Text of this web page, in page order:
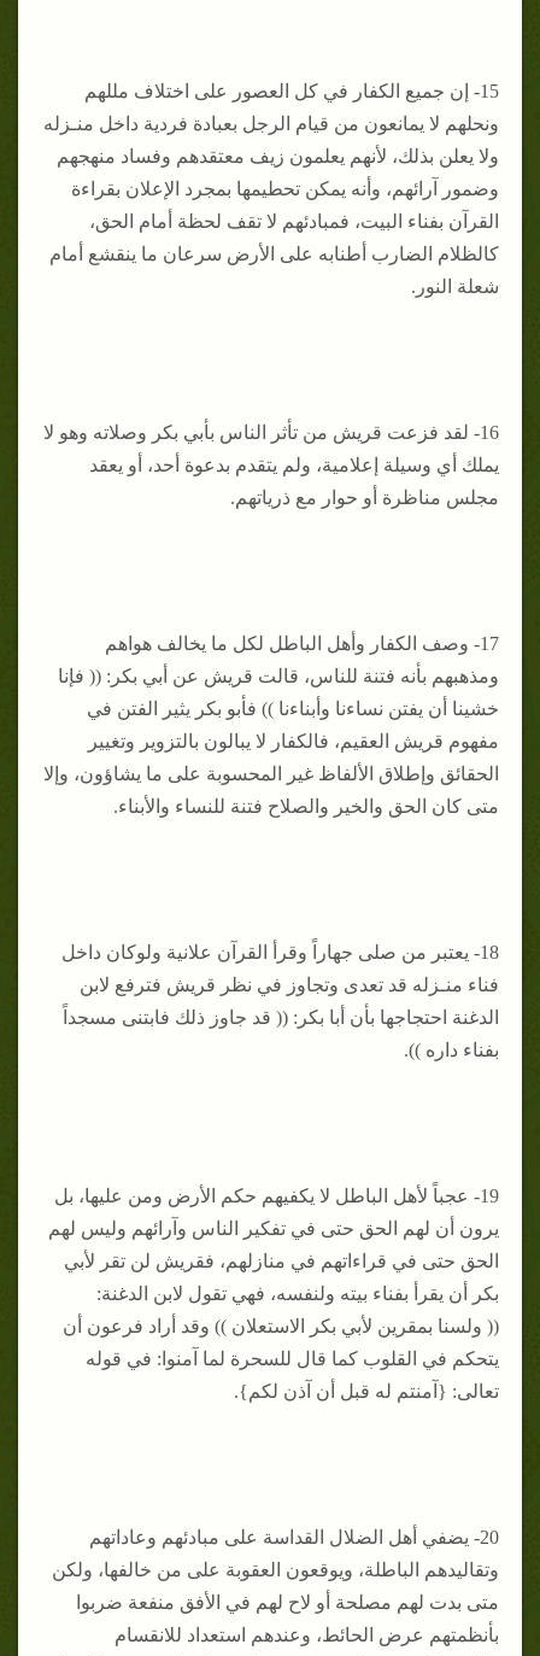
15- إن جميع الكفار في كل العصور على اختلاف مللهم
ونحلهم لا يمانعون من قيام الرجل بعبادة فردية داخل منـزله
ولا يعلن بذلك، لأنهم يعلمون زيف معتقدهم وفساد منهجهم
وضمور آرائهم، وأنه يمكن تحطيمها بمجرد الإعلان بقراءة
القرآن بفناء البيت، فمبادئهم لا تقف لحظة أمام الحق،
كالظلام الضارب أطنابه على الأرض سرعان ما ينقشع أمام
شعلة النور.
16- لقد فزعت قريش من تأثر الناس بأبي بكر وصلاته وهو لا
يملك أي وسيلة إعلامية، ولم يتقدم بدعوة أحد، أو يعقد
مجلس مناظرة أو حوار مع ذرياتهم.
17- وصف الكفار وأهل الباطل لكل ما يخالف هواهم
ومذهبهم بأنه فتنة للناس، قالت قريش عن أبي بكر: (( فإنا
خشينا أن يفتن نساءنا وأبناءنا )) فأبو بكر يثير الفتن في
مفهوم قريش العقيم، فالكفار لا يبالون بالتزوير وتغيير
الحقائق وإطلاق الألفاظ غير المحسوبة على ما يشاؤون، وإلا
متى كان الحق والخير والصلاح فتنة للنساء والأبناء.
18- يعتبر من صلى جهاراً وقرأ القرآن علانية ولوكان داخل
فناء منـزله قد تعدى وتجاوز في نظر قريش فترفع لابن
الدغنة احتجاجها بأن أبا بكر: (( قد جاوز ذلك فابتنى مسجداً
بفناء داره )).
19- عجباً لأهل الباطل لا يكفيهم حكم الأرض ومن عليها، بل
يرون أن لهم الحق حتى في تفكير الناس وآرائهم وليس لهم
الحق حتى في قراءاتهم في منازلهم، فقريش لن تقر لأبي
بكر أن يقرأ بفناء بيته ولنفسه، فهي تقول لابن الدغنة:
(( ولسنا بمقرين لأبي بكر الاستعلان )) وقد أراد فرعون أن
يتحكم في القلوب كما قال للسحرة لما آمنوا: في قوله
تعالى: {آمنتم له قبل أن آذن لكم}.
20- يضفي أهل الضلال القداسة على مبادئهم وعاداتهم
وتقاليدهم الباطلة، ويوقعون العقوبة على من خالفها، ولكن
متى بدت لهم مصلحة أو لاح لهم في الأفق منفعة ضربوا
بأنظمتهم عرض الحائط، وعندهم استعداد للانقسام